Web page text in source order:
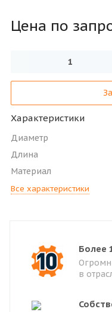
Цена по запр
Характеристики
Диаметр
Длина
Материал
Все характеристики
Более
в